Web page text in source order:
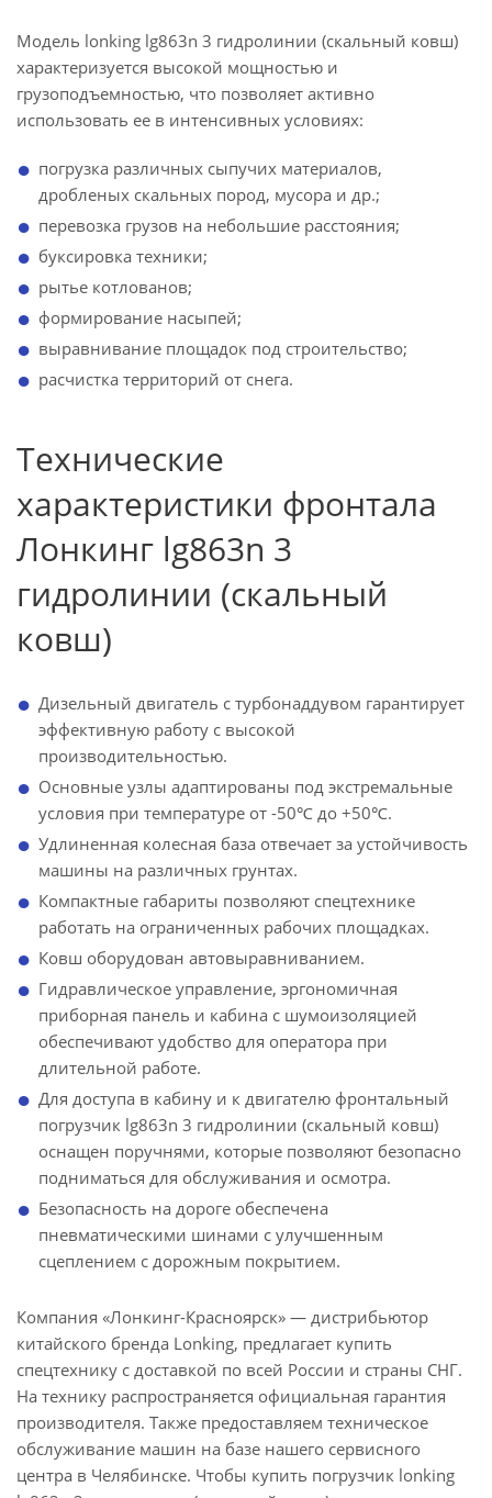
Модель lonking lg863n 3 гидролинии (скальный ковш)
характеризуется высокой мощностью и
грузоподъемностью, что позволяет активно
использовать ее в интенсивных условиях:
погрузка различных сыпучих материалов,
дробленых скальных пород, мусора и др.;
перевозка грузов на небольшие расстояния;
буксировка техники;
рытье котлованов;
формирование насыпей;
выравнивание площадок под строительство;
расчистка территорий от снега.
Технические
характеристики фронтала
Лонкинг lg863n 3
гидролинии (скальный
ковш)
Дизельный двигатель с турбонаддувом гарантирует
эффективную работу с высокой
производительностью.
Основные узлы адаптированы под экстремальные
условия при температуре от -50℃ до +50℃.
Удлиненная колесная база отвечает за устойчивость
машины на различных грунтах.
Компактные габариты позволяют спецтехнике
работать на ограниченных рабочих площадках.
Ковш оборудован автовыравниванием.
Гидравлическое управление, эргономичная
приборная панель и кабина с шумоизоляцией
обеспечивают удобство для оператора при
длительной работе.
Для доступа в кабину и к двигателю фронтальный
погрузчик lg863n 3 гидролинии (скальный ковш)
оснащен поручнями, которые позволяют безопасно
подниматься для обслуживания и осмотра.
Безопасность на дороге обеспечена
пневматическими шинами с улучшенным
сцеплением с дорожным покрытием.
Компания «Лонкинг-Красноярск» — дистрибьютор
китайского бренда Lonking, предлагает купить
спецтехнику с доставкой по всей России и страны СНГ.
На технику распространяется официальная гарантия
производителя. Также предоставляем техническое
обслуживание машин на базе нашего сервисного
центра в Челябинске. Чтобы купить погрузчик lonking